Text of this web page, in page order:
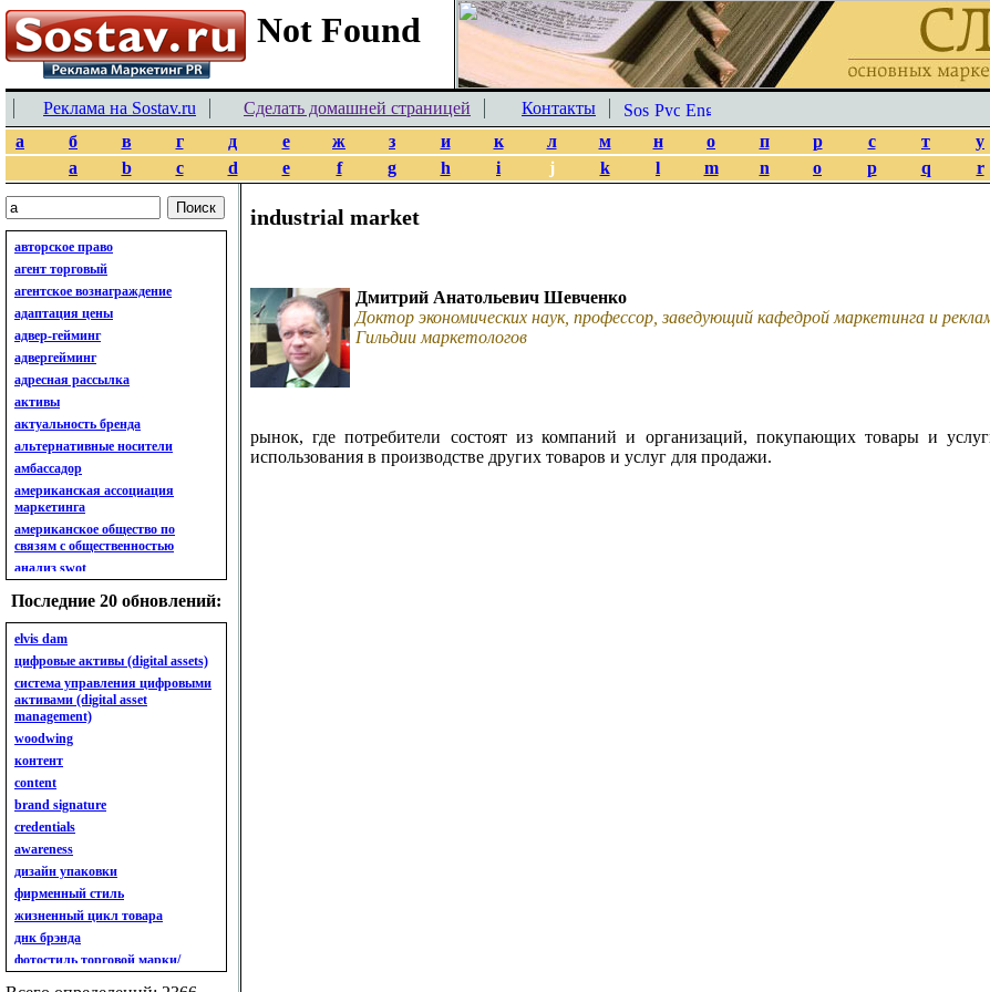
Реклама на Sostav.ru Сделать домашней страницей
Контакты
а
б в г д е ж з и к л м н о п р с т у
a
b c d e f g h i j k l m n o p q r
авторское право
агент торговый
агентское вознаграждение
адаптация цены
адвер-гейминг
адвергейминг
адресная рассылка
активы
актуальность бренда
альтернативные носители
амбассадор
американская ассоциация
маркетинга
американское общество по
связям с общественностью
анализ swot
анализ бизнес-портфеля
анализ имиджа
анализ кластерный
анализ конкурентов
анализ кросс-культурных
особенностей
анализ мак кинси «7s»
анализ макросистемы
анализ маркетинговый
анализ рынка
анализ ситуационный
анализ экспертный
индивидуальный
анкета
ассортимент
ассортимент товарный.
планирование товарного
ассортимента
ассортимент. глубина
Последние 20 обновлений:
elvis dam
цифровые активы (digital assets)
система управления цифровыми
активами (digital asset
management)
woodwing
контент
content
brand signature
credentials
awareness
дизайн упаковки
фирменный стиль
жизненный цикл товара
днк брэнда
фотостиль торговой марки/
линейки продукции
industrial market
Дмитрий Анатольевич Шевченко
Доктор экономических наук, профессор, заведующий кафедрой маркетинга и
Гильдии маркетологов
рынок, где потребители состоят из компаний и организаций, покупающих товары и
использования в производстве других товаров и услуг для продажи.